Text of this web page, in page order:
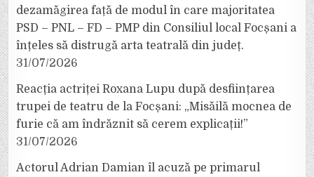
dezamăgirea față de modul în care majoritatea
PSD – PNL – FD – PMP din Consiliul local Focșani a
înțeles să distrugă arta teatrală din județ.
31/07/2026
Reacția actriței Roxana Lupu după desființarea
trupei de teatru de la Focșani: „Misăilă mocnea de
furie că am îndrăznit să cerem explicații!”
31/07/2026
Actorul Adrian Damian îl acuză pe primarul